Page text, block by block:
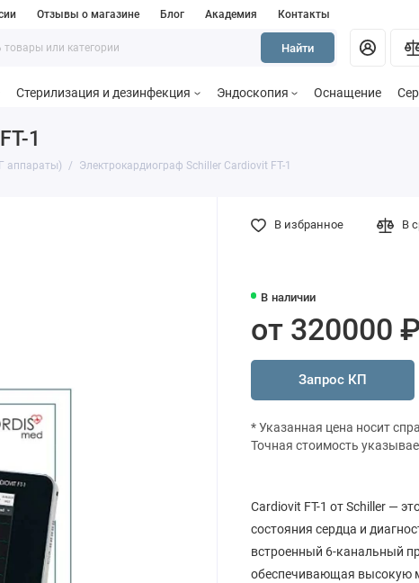
Отзывы о магазине Блог Академия Контакты
Найти
Стерилизация и дезинфекция Эндоскопия Оснащение
1
аппараты) Электрокардиограф Schiller Cardiovit FT-1
В наличии
от 320000
Запрос КП
* Указанная цена носит
Точная стоимость
Cardiovit FT-1 от Schiller —
состояния сердца и
встроенный 6-канальный
обеспечивающая высокую
В избранное В